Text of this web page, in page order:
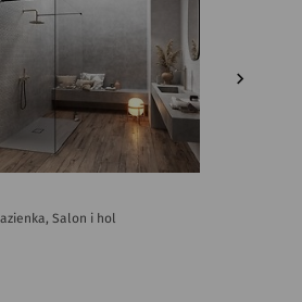
Salon i hol